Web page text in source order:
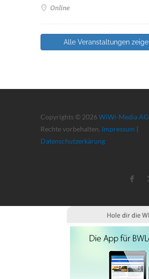
Online
Alle Veranstaltungen
Copyrights © 2026 WiWi-Media AG
Rechte vorbehalten. Impressum |
Datenschutzerkärung